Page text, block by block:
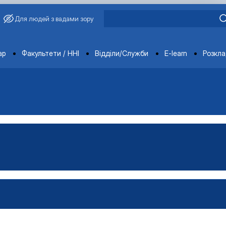
Для людей з вадами зору
Факультети / ННІ Відділи/Служби E-learn
Завадського
і адміністрування"